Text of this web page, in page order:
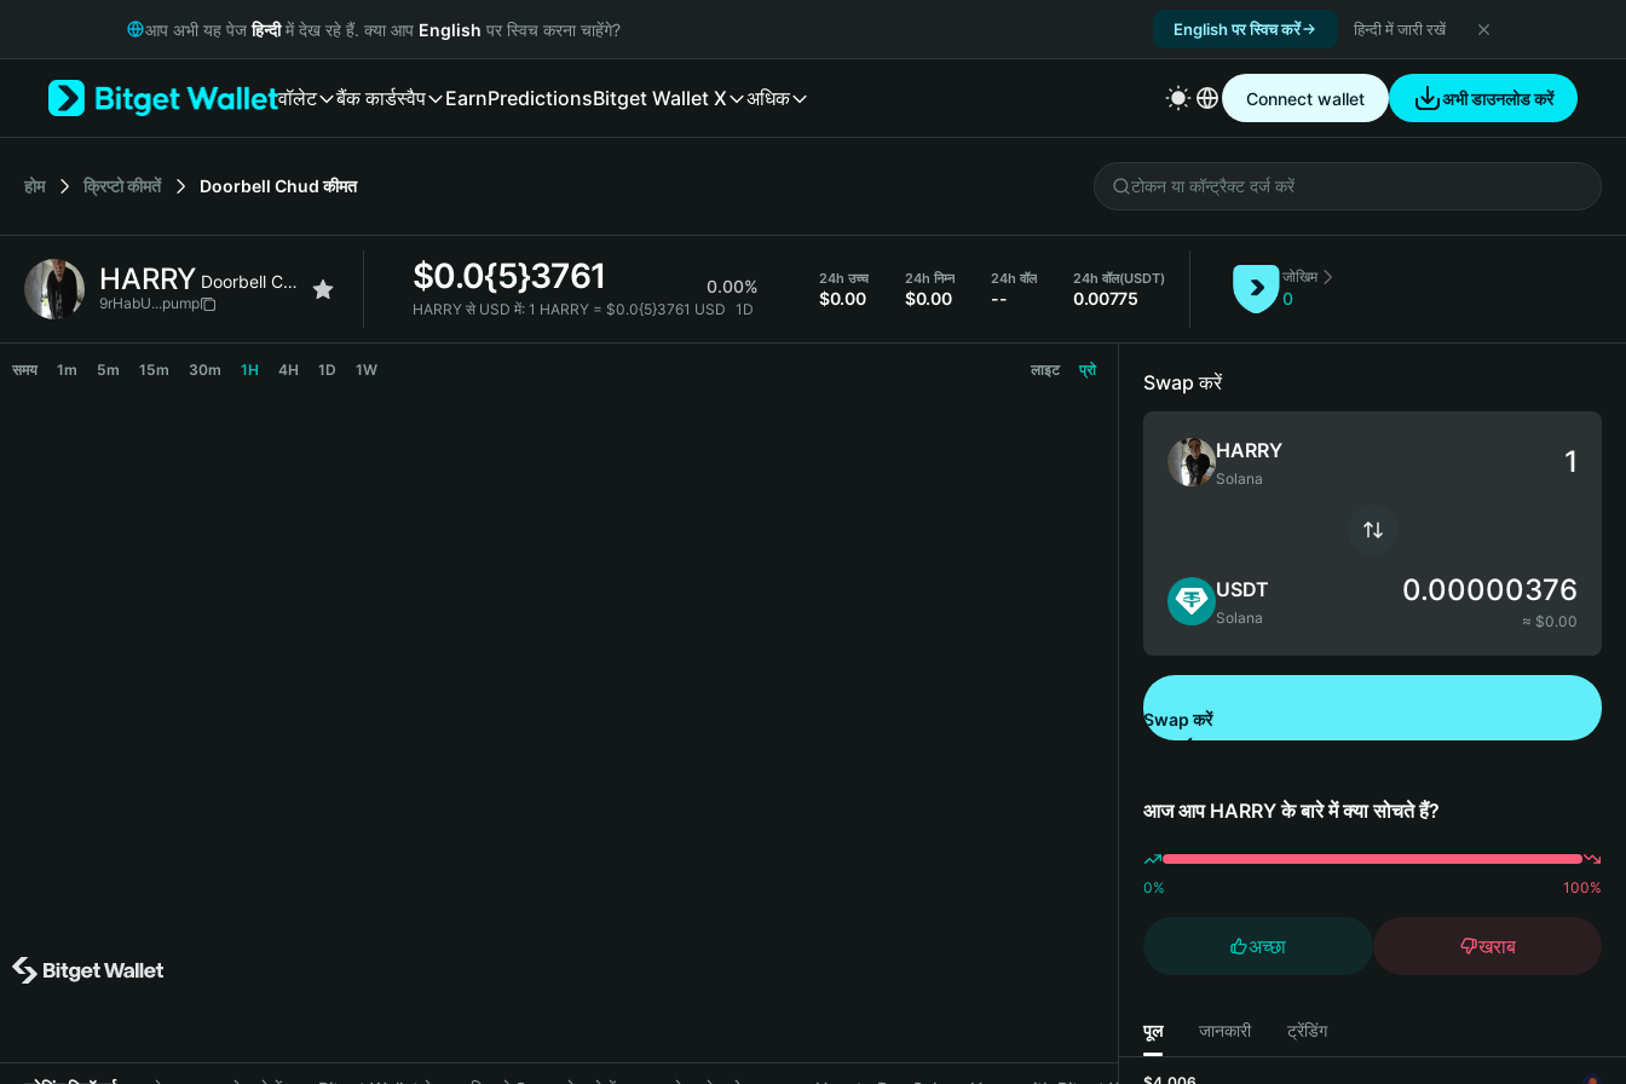
Русский
Italiano
简体中文
繁體中文
Bahasa Indonesia
आप अभी यह पेजहिन्दीमें देख रहे हैं. क्या आप English पर स्विच करना चाहेंगे? English पर स्विच करें हिन्दी में जारी रखें
वॉलेट बैंक कार्डस्वैप EarnPredictionsBitget Wallet X अधिक Connect wallet अभी डाउनलोड करें
होम क्रिप्टो कीमतें Doorbell Chud कीमत
HARRY Doorbell Chud
9rHabU...pump
$0.0{5}3761 0.00%
HARRY से USD में: 1 HARRY = $0.0{5}3761 USD 1D
24h उच्च
$0.00
24h निम्न
$0.00
24h वॉल
--
24h वॉल(USDT)
0.00775
जोखिम
0
समय 1m 5m 15m 30m 1H 4H 1D 1W लाइट प्रो
Swap करें
HARRY
Solana
USDT
Solana
0.00000376
≈ $0.00
Swap करें
आज आप HARRY के बारे में क्या सोचते हैं?
0% 100%
अच्छा खराब
पूल जानकारी ट्रेंडिंग